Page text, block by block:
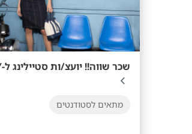
שכר שווה!! יועצ/ות סטיילינג ל-GOLBARY!
מתאים לסטודנטים